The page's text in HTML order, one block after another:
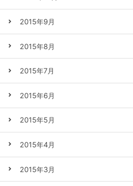
2015年9月
2015年8月
2015年7月
2015年6月
2015年5月
2015年4月
2015年3月